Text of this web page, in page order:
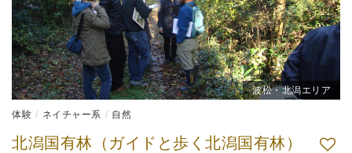
波松・北潟エリア
体験 ネイチャー系 自然
北潟国有林（ガイドと歩く北潟国有林）